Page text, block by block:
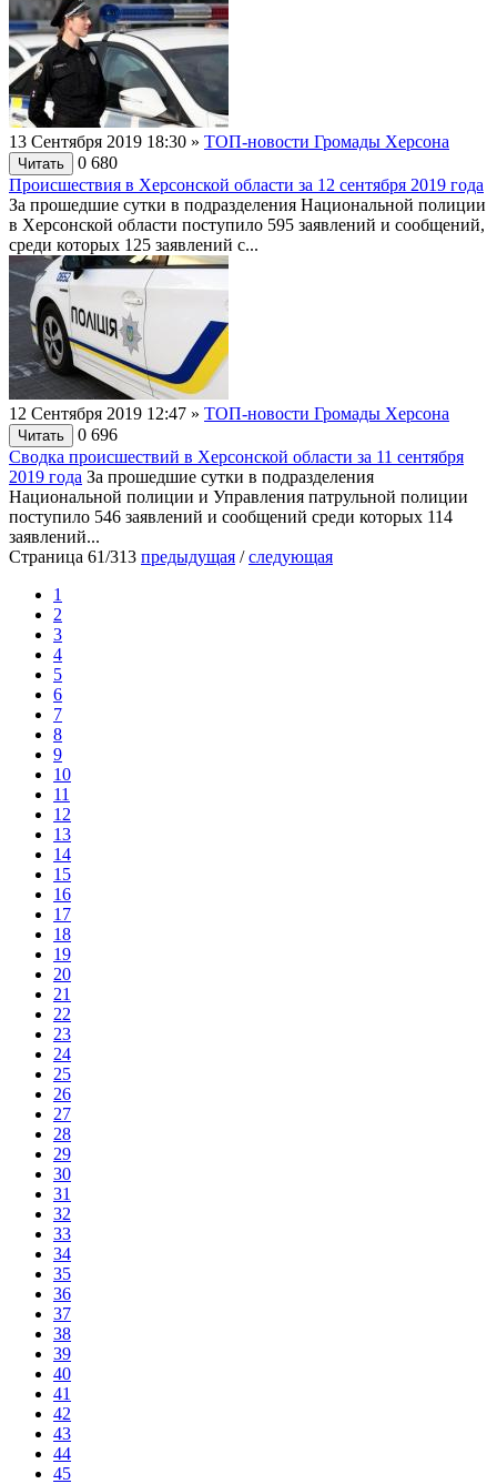
13 Сентября 2019 18:30 » ТОП-новости Громады Херсона
Читать 0 680
Происшествия в Херсонской области за 12 сентября 2019 года
За прошедшие сутки в подразделения Национальной полиции
в Херсонской области поступило 595 заявлений и сообщений,
среди которых 125 заявлений с...
12 Сентября 2019 12:47 » ТОП-новости Громады Херсона
Читать 0 696
Сводка происшествий в Херсонской области за 11 сентября
2019 года За прошедшие сутки в подразделения
Национальной полиции и Управления патрульной полиции
поступило 546 заявлений и сообщений среди которых 114
заявлений...
Страница 61/313 предыдущая /следующая
1
2
3
4
5
6
7
8
9
10
11
12
13
14
15
16
17
18
19
20
21
22
23
24
25
26
27
28
29
30
31
32
33
34
35
36
37
38
39
40
41
42
43
44
45